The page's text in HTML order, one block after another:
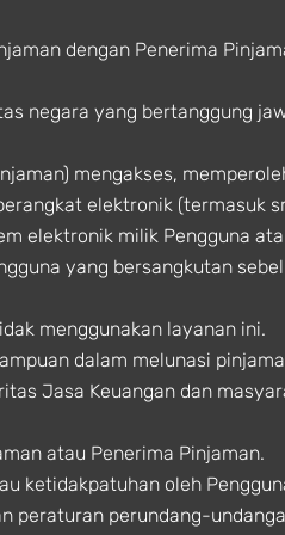
dengan Penerima
negara yang bertanggung
mengakses,
elektronik (termasuk
elektronik milik Pengguna
yang bersangkutan
menggunakan layanan ini.
dalam melunasi
Jasa Keuangan dan
atau Penerima Pinjaman.
ketidakpatuhan oleh
peraturan perundang-